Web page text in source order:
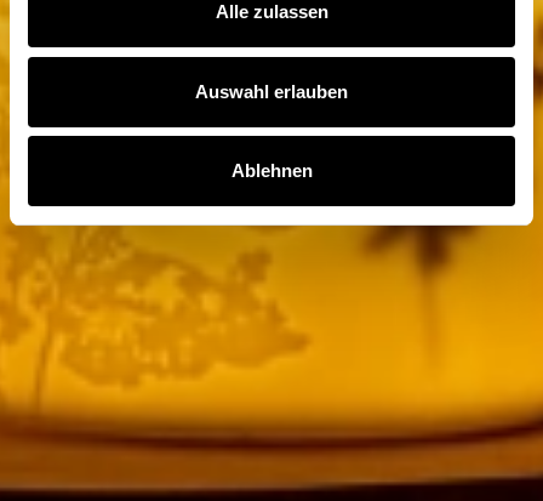
Alle zulassen
Auswahl erlauben
Ablehnen